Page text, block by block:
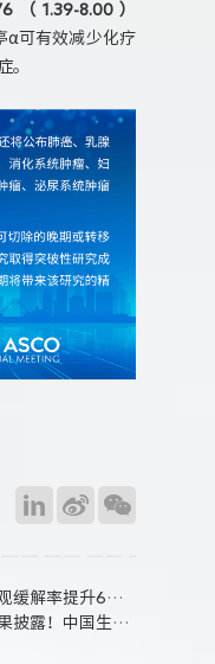
1.39-8.00）
α可有效减少化疗
。
治疗软组织肉瘤突破性成果全球首发
组合”头对头战胜替雷联合化疗